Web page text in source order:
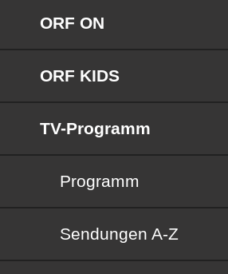
ORF ON
ORF KIDS
TV-Programm
Programm
Sendungen von A bis Z
Sendungen A-Z